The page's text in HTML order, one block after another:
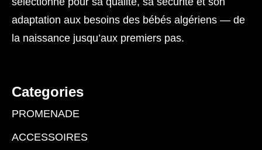
adaptation aux besoins des bébés algériens — de
la naissance jusqu’aux premiers pas.
Categories
PROMENADE
ACCESSOIRES